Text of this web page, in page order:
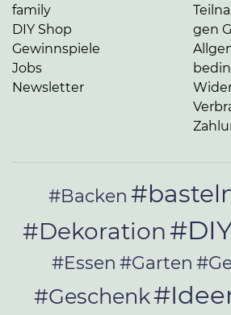
family
DIY Shop
Gewinnspiele
Jobs
Newsletter
gen
#Backen
#Dekoration
#Essen #Garten
#Geschenk